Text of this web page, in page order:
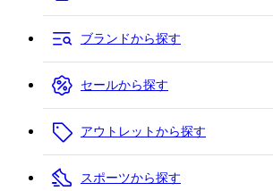
ブランドから探す
セールから探す
アウトレットから探す
スポーツから探す